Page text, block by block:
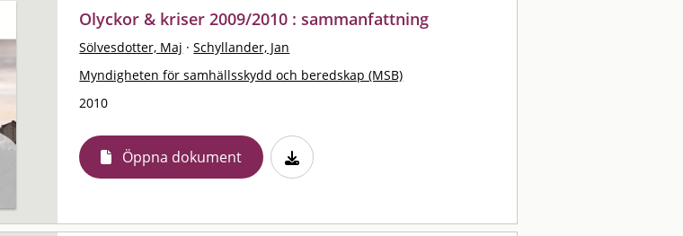
Olyckor & kriser 2009/2010 : sammanfattning
Sölvesdotter, Maj · Schyllander, Jan
Myndigheten för samhällsskydd och beredskap (MSB)
2010
Öppna dokument